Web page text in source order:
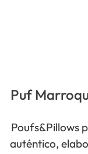
Puf
Poufs&Pillows
auténtico,